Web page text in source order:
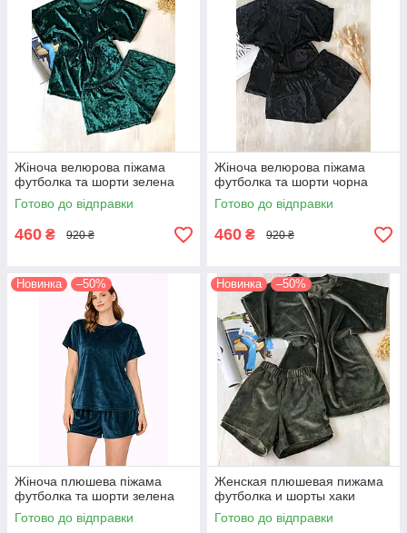
Жіноча велюрова піжама
футболка та шорти зелена
Готово до відправки
460 ₴ 920 ₴
Жіноча велюрова піжама
футболка та шорти чорна
Готово до відправки
460 ₴ 920 ₴
Новинка –50%
Жіноча плюшева піжама
футболка та шорти зелена
Готово до відправки
Новинка –50%
Женская плюшевая пижама
футболка и шорты хаки
Готово до відправки